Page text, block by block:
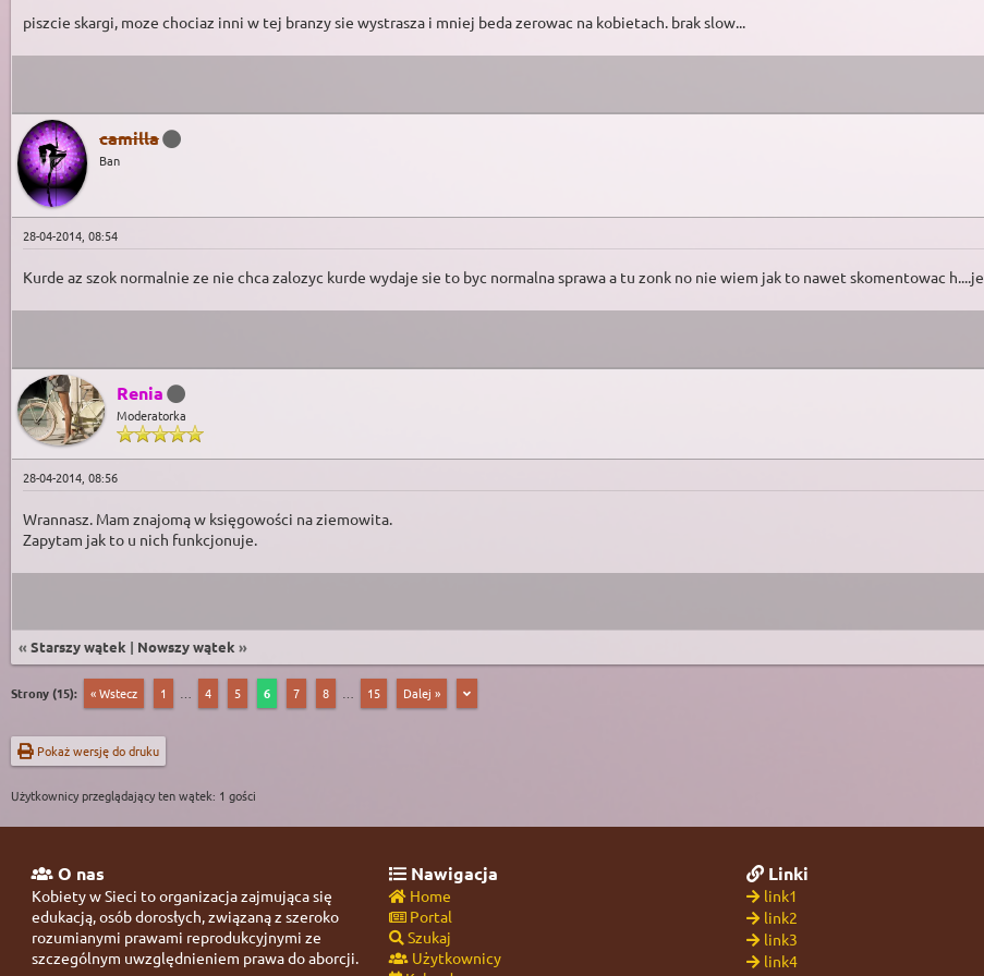
piszcie skargi, moze chociaz inni w tej branzy sie wystrasza i mniej beda zerowac na kobietach. brak slow...
camilla
Ban
28-04-2014, 08:54
Kurde az szok normalnie ze nie chca zalozyc kurde wydaje sie to byc normalna sprawa a tu zonk no nie wiem jak to nawet skomentowac h....je
Renia
Moderatorka
28-04-2014, 08:56
Wrannasz. Mam znajomą w księgowości na ziemowita.
Zapytam jak to u nich funkcjonuje.
« Starszy wątek | Nowszy wątek »
Strony (15): « Wstecz 1 4 5 6 7 8 15 Dalej »
Pokaż wersję do druku
Użytkownicy przeglądający ten wątek: 1 gości
O nas
Kobiety w Sieci to organizacja zajmująca się
edukacją, osób dorosłych, związaną z szeroko
rozumianymi prawami reprodukcyjnymi ze
szczególnym uwzględnieniem prawa do aborcji.
Nawigacja
Home
Portal
Szukaj
Użytkownicy
Linki
link1
link2
link3
link4